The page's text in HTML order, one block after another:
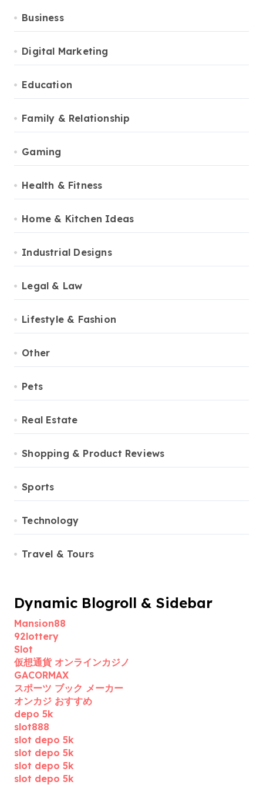
Business
Digital Marketing
Education
Family & Relationship
Gaming
Health & Fitness
Home & Kitchen Ideas
Industrial Designs
Legal & Law
Lifestyle & Fashion
Other
Pets
Real Estate
Shopping & Product Reviews
Sports
Technology
Travel & Tours
Dynamic Blogroll & Sidebar
Mansion88
92lottery
Slot
仮想通貨 オンラインカジノ
GACORMAX
スポーツ ブック メーカー
オンカジ おすすめ
depo 5k
slot888
slot depo 5k
slot depo 5k
slot depo 5k
slot depo 5k